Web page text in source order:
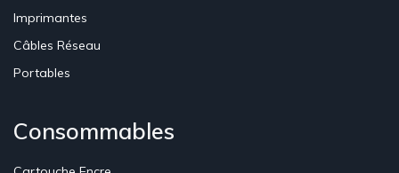
Imprimantes
Câbles Réseau
Portables
Consommables